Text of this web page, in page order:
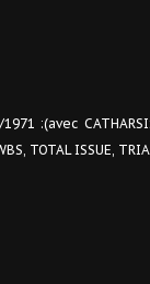
:(avec
TOTAL ISSUE,